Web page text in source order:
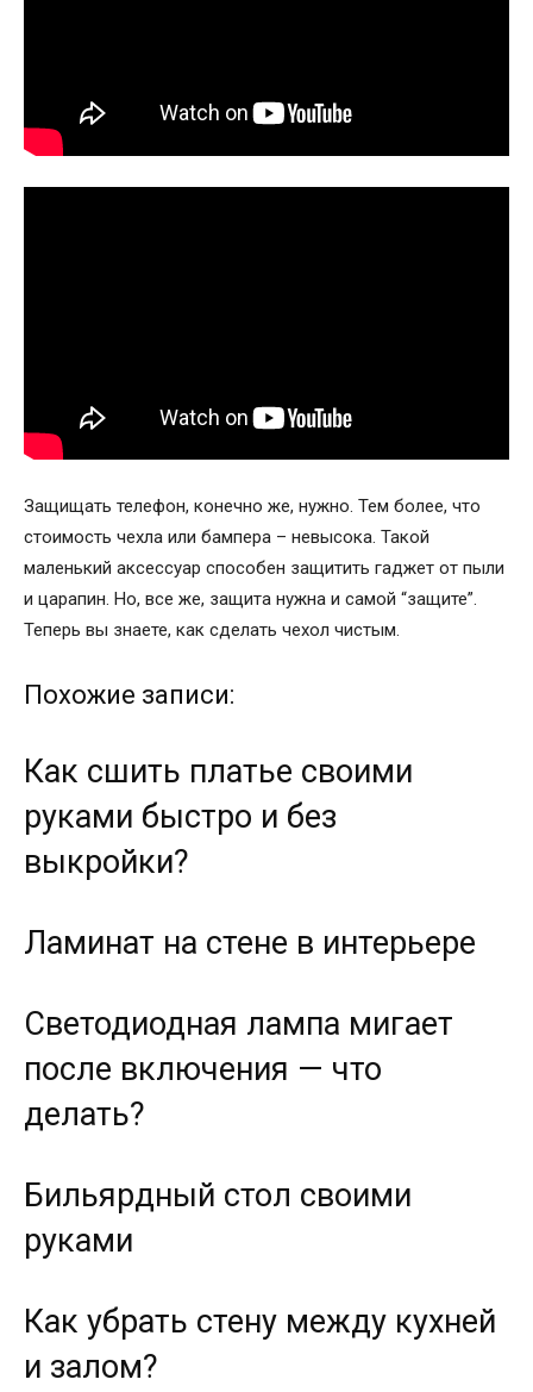
Защищать телефон, конечно же, нужно. Тем более, что
стоимость чехла или бампера – невысока. Такой
маленький аксессуар способен защитить гаджет от пыли
и царапин. Но, все же, защита нужна и самой “защите”.
Теперь вы знаете, как сделать чехол чистым.
Похожие записи:
Как сшить платье своими
руками быстро и без
выкройки?
Ламинат на стене в интерьере
Светодиодная лампа мигает
после включения — что
делать?
Бильярдный стол своими
руками
Как убрать стену между кухней
и залом?